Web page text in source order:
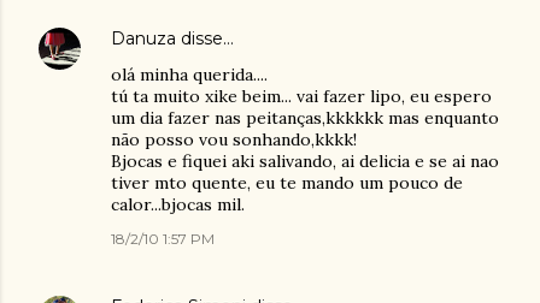
Danuza disse…
olá minha querida....
tú ta muito xike beim... vai fazer lipo, eu espero
um dia fazer nas peitanças,kkkkkk mas enquanto
não posso vou sonhando,kkkk!
Bjocas e fiquei aki salivando, ai delicia e se ai nao
tiver mto quente, eu te mando um pouco de
calor...bjocas mil.
18/2/10 1:57 PM